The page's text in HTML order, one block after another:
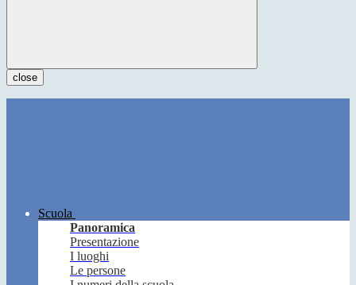
close
Scuola
Panoramica
Presentazione
I luoghi
Le persone